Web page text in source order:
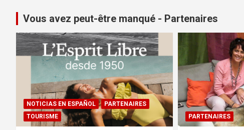
Vous avez peut-être manqué - Partenaires
NOTICIAS EN ESPAÑOL
PARTENAIRES
TOURISME
PARTENAIRES